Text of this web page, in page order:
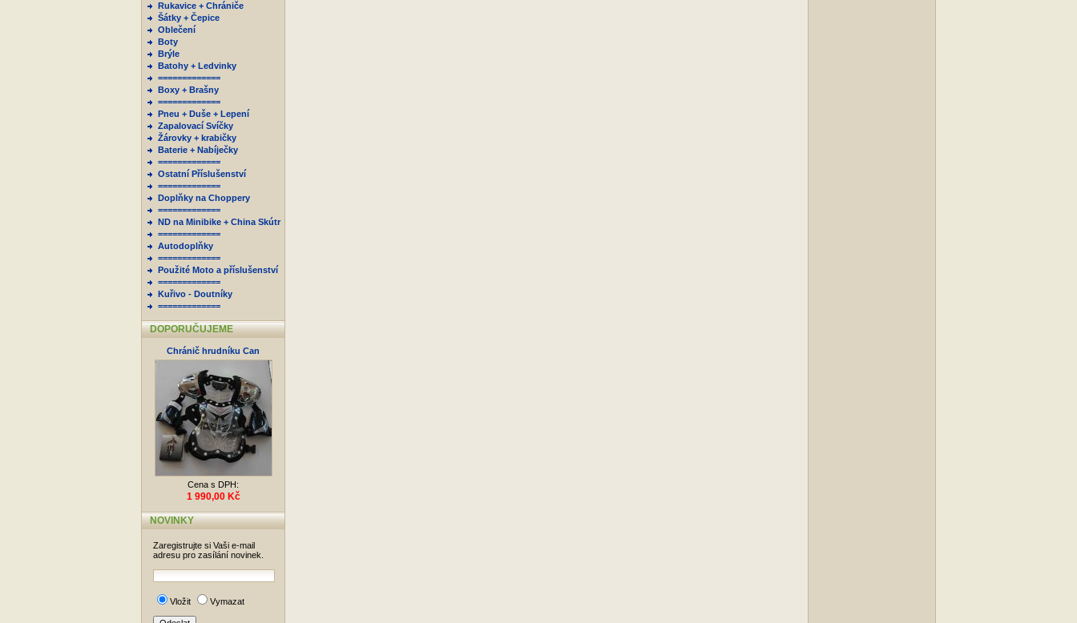
Rukavice + Chrániče
Šátky + Čepice
Oblečení
Boty
Brýle
Batohy + Ledvinky
=============
Boxy + Brašny
=============
Pneu + Duše + Lepení
Zapalovací Svíčky
Žárovky + krabičky
Baterie + Nabíječky
=============
Ostatní Příslušenství
=============
Doplňky na Choppery
=============
ND na Minibike + China Skútr
=============
Autodoplňky
=============
Použité Moto a příslušenství
=============
Kuřivo - Doutníky
=============
DOPORUČUJEME
Chránič hrudníku Can
Cena s DPH:
1 990,00 Kč
NOVINKY
Zaregistrujte si Vaši e-mail
adresu pro zasílání novinek.
Vložit Vymazat